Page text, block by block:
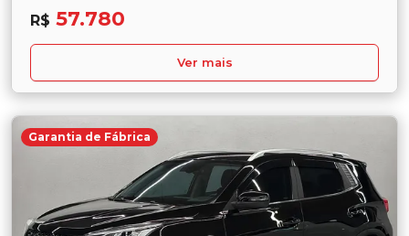
R$ 57.780
Ver mais
Garantia de Fábrica